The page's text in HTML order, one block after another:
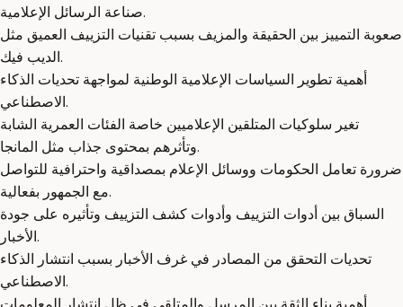
صناعة الرسائل الإعلامية.
صعوبة التمييز بين الحقيقة والمزيف بسبب تقنيات التزييف العميق مثل
الديب فيك.
أهمية تطوير السياسات الإعلامية الوطنية لمواجهة تحديات الذكاء
الاصطناعي.
تغير سلوكيات المتلقين الإعلاميين خاصة الفئات العمرية الشابة
وتأثرهم بمحتوى جذاب مثل المانجا.
ضرورة تعامل الحكومات ووسائل الإعلام بمصداقية واحترافية للتواصل
مع الجمهور بفعالية.
السباق بين أدوات التزييف وأدوات كشف التزييف وتأثيره على جودة
الأخبار.
تحديات التحقق من المصادر في غرف الأخبار بسبب انتشار الذكاء
الاصطناعي.